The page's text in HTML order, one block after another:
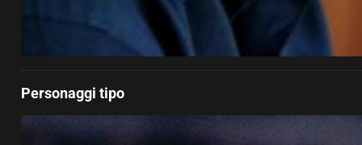
Personaggi tipo